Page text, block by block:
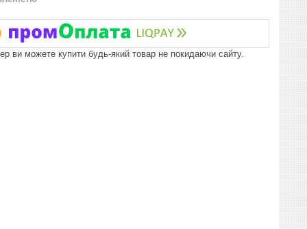
ви можете купити будь-який товар не покидаючи сайту.